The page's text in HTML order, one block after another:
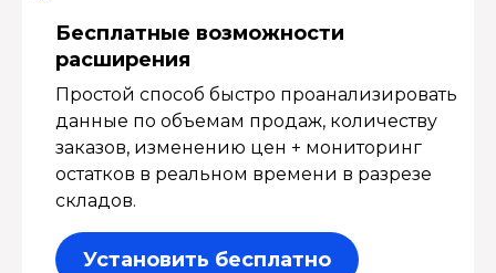
Бесплатные возмож­ности
расширения
Простой способ быстро проанализировать
данные по объемам продаж, количеству
заказов, изменению цен + мониторинг
остатков в реальном времени в разрезе
складов.
Установить бесплатно